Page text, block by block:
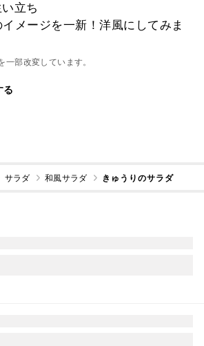
立ち
メージを一新！洋風にしてみま
部改変しています。
る
サラダ 和風サラダ きゅうりのサラダ